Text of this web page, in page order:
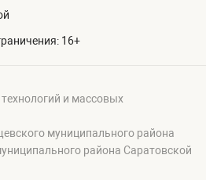
16+
и массовых
муниципального района
района Саратовской